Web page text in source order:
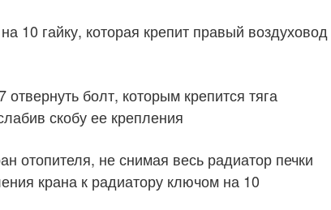
10 гайку, которая крепит правый воздуховод
болт, которым крепится тяга
скобу ее крепления
отопителя, не снимая весь радиатор печки
крана к радиатору ключом на 10